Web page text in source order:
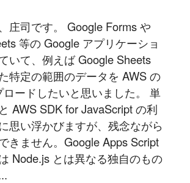
庄司です。 Google Forms や
等の Google アプリケーショ
いて、例えば Google Sheets
特定の範囲のデータを AWS の
ロードしたいと思いました。 単
AWS SDK for JavaScript の利
思い浮かびますが、残念ながら
きません。Google Apps Script
Node.js とは異なる独自のもの